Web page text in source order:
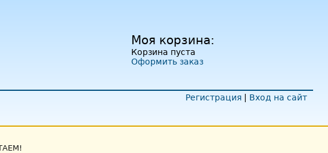
Моя корзина:
Корзина пуста
Оформить заказ
Регистрация
Вход на сайт